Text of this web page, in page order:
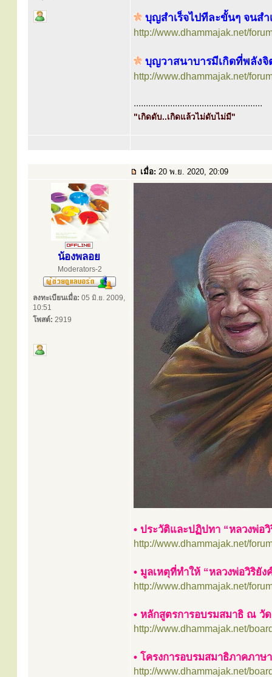
บุญสำเร็จไปทีละขั้นๆ จนส
http://www.dhammajak.net/
บุญวาสนาบารมีเกิดที่พลังจิ
http://www.dhammajak.net/
.....................................................
"เกิดดับ..เกิดแล้วไม่ดับไม่มี"
เมื่อ: 20 พ.ย. 2020, 20:09
น้องพลอย
Moderators-2
ลงทะเบียนเมื่อ: 05 มิ.ย. 2009,
10:51
โพสต์: 2919
• ประวัติและปฏิปทา “หลวงพ่อ
http://www.dhammajak.net/
• มูลเหตุที่ทำให้ “หลวงพ่อวิริยั
http://www.dhammajak.net/
• หลักสูตรการอบรมสมาธิ ณ วั
http://www.dhammajak.net/
• โครงการอบรมสมาธิภาคภา
http://www.dhammajak.net/